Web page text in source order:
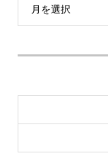
月を選択